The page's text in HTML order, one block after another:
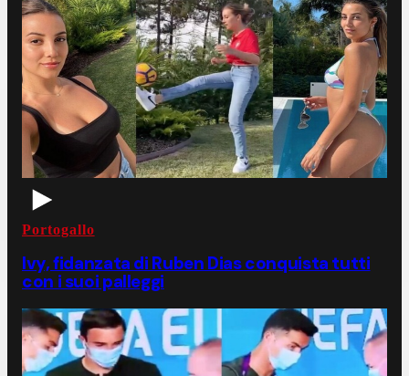
Portogallo
Ivy, fidanzata di Ruben Dias conquista tutti
con i suoi palleggi